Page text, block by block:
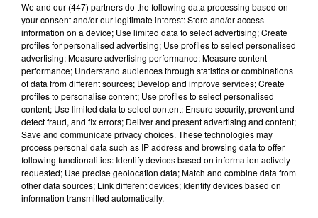
Lecture (4 min 27 sec)
100%
100% Radio les infos du Pays Catalan
We and our (447) partnersdo the following data processing based on
your consent and/or our legitimate interest: Store and/or access
information on a device; Use limited data to select advertising; Create
profiles for personalised advertising; Use profiles to select personalised
advertising; Measure advertising performance; Measure content
performance; Understand audiences through statistics or combinations
of data from different sources; Develop and improve services; Create
profiles to personalise content; Use profiles to select personalised
content; Use limited data to select content; Ensure security, prevent and
detect fraud, and fix errors; Deliver and present advertising and content;
Save and communicate privacy choices. These technologies may
process personal data such as IP address and browsing data to offer
following functionalities: Identify devices based on information actively
requested; Use precise geolocation data; Match and combine data from
other data sources; Link different devices; Identify devices based on
information transmitted automatically.